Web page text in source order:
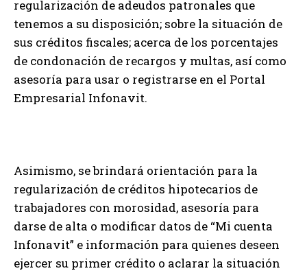
regularización de adeudos patronales que
tenemos a su disposición; sobre la situación de
sus créditos fiscales; acerca de los porcentajes
de condonación de recargos y multas, así como
asesoría para usar o registrarse en el Portal
Empresarial Infonavit.
Asimismo, se brindará orientación para la
regularización de créditos hipotecarios de
trabajadores con morosidad, asesoría para
darse de alta o modificar datos de “Mi cuenta
Infonavit” e información para quienes deseen
ejercer su primer crédito o aclarar la situación